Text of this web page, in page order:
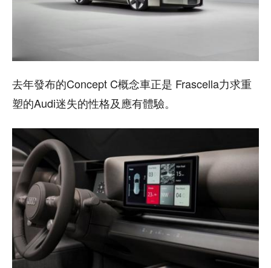
去年發布的Concept C概念車正是 Frascella力求重
塑的Audi迷失的性格及應有體驗。